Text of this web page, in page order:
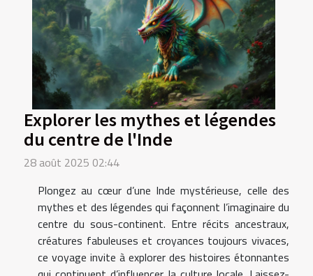
Explorer les mythes et légendes
du centre de l'Inde
28 août 2025 02:44
Plongez au cœur d’une Inde mystérieuse, celle des
mythes et des légendes qui façonnent l’imaginaire du
centre du sous-continent. Entre récits ancestraux,
créatures fabuleuses et croyances toujours vivaces,
ce voyage invite à explorer des histoires étonnantes